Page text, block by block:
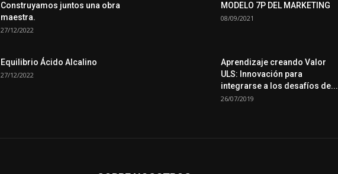
Construyamos juntos una obra
maestra.
27/12/2022
Equilibrio Ácido Alcalino
27/12/2022
MODELO 7P DEL MARKETING
08/09/2021
Aprendizaje creando Valor
ULS: Innovación para
integrarse a los desafíos de...
26/07/2019